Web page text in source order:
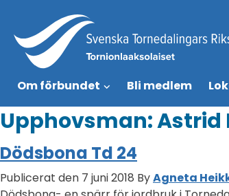
Om förbundet Bli medlem
Upphovsman:Astrid
Dödsbona Td 24
Publicerat den 7 juni 2018 ByAgneta